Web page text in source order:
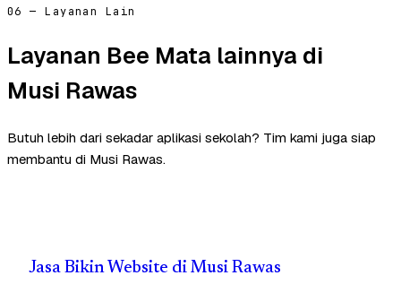
06 — Layanan Lain
Layanan Bee Mata lainnya di
Musi Rawas
Butuh lebih dari sekadar aplikasi sekolah? Tim kami juga siap
membantu di Musi Rawas.
Jasa Bikin Website di Musi Rawas